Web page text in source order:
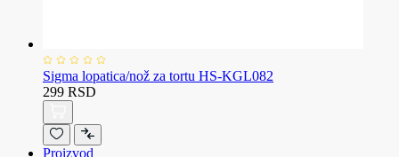
Sigma lopatica/nož za tortu HS-KGL082
299 RSD
Proizvod